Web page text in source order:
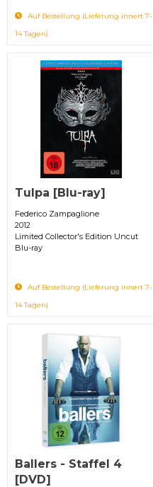
Auf Bestellung (Lieferung innert 7-
14 Tagen)
Tulpa [Blu-ray]
Federico Zampaglione
2012
Limited Collector's Edition Uncut
Blu-ray
Auf Bestellung (Lieferung innert 7-
14 Tagen)
Ballers - Staffel 4
[DVD]